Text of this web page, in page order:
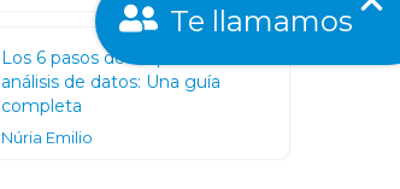
Los 6 pasos de un proceso de un
análisis de datos: Una guía
completa
Núria Emilio
Te llamamos